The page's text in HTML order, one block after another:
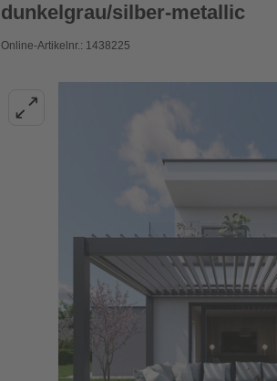
dunkelgrau/silber-metallic
Online-Artikelnr.: 1438225